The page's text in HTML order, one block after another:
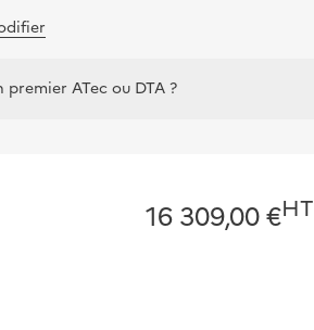
premier ATec ou DTA ?
16 309,00 €HT